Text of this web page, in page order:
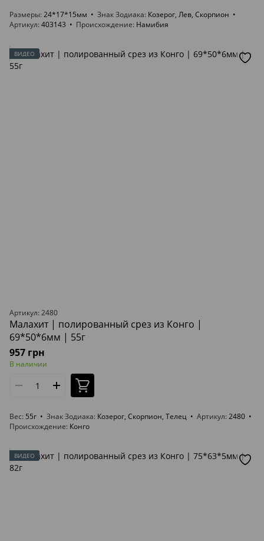
Размеры 24*17*15мм Знак Зодиака Козерог, Лев, Скорпион
Артикул 403143 Происхождение Намибия
ВИДЕО
Артикул: 2480
Малахит | полированный срез из Конго |
69*50*6мм | 55г
957 грн
В наличии
Вес 55г Знак Зодиака Козерог, Скорпион, Телец Артикул 2480
Происхождение Конго
ВИДЕО